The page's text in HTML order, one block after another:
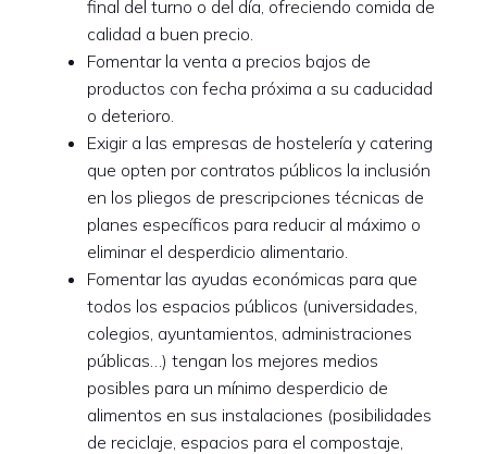
final del turno o del día, ofreciendo comida de
calidad a buen precio.
Fomentar la venta a precios bajos de
productos con fecha próxima a su caducidad
o deterioro.
Exigir a las empresas de hostelería y catering
que opten por contratos públicos la inclusión
en los pliegos de prescripciones técnicas de
planes específicos para reducir al máximo o
eliminar el desperdicio alimentario.
Fomentar las ayudas económicas para que
todos los espacios públicos (universidades,
colegios, ayuntamientos, administraciones
públicas…) tengan los mejores medios
posibles para un mínimo desperdicio de
alimentos en sus instalaciones (posibilidades
de reciclaje, espacios para el compostaje,